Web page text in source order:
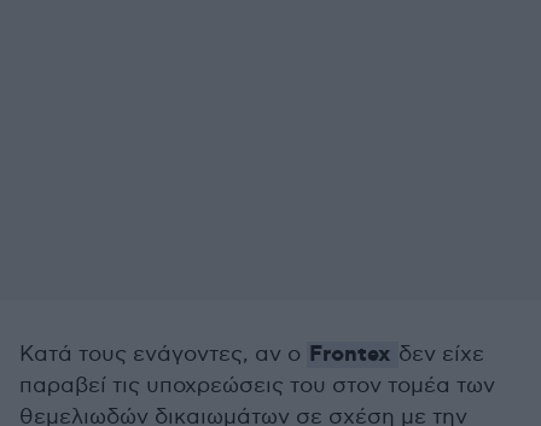
Κατά τους ενάγοντες, αν ο Frontex δεν είχε
παραβεί τις υποχρεώσεις του στον τομέα των
θεμελιωδών δικαιωμάτων σε σχέση με την